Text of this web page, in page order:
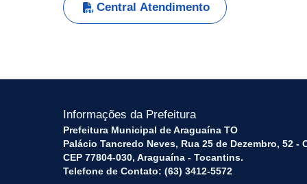
Central Atendimento
Informações da Prefeitura
Prefeitura Municipal de Araguaína TO
Palácio Tancredo Neves, Rua 25 de Dezembro, 52 -
CEP 77804-030, Araguaína - Tocantins.
Telefone de Contato: (63) 3412-5572